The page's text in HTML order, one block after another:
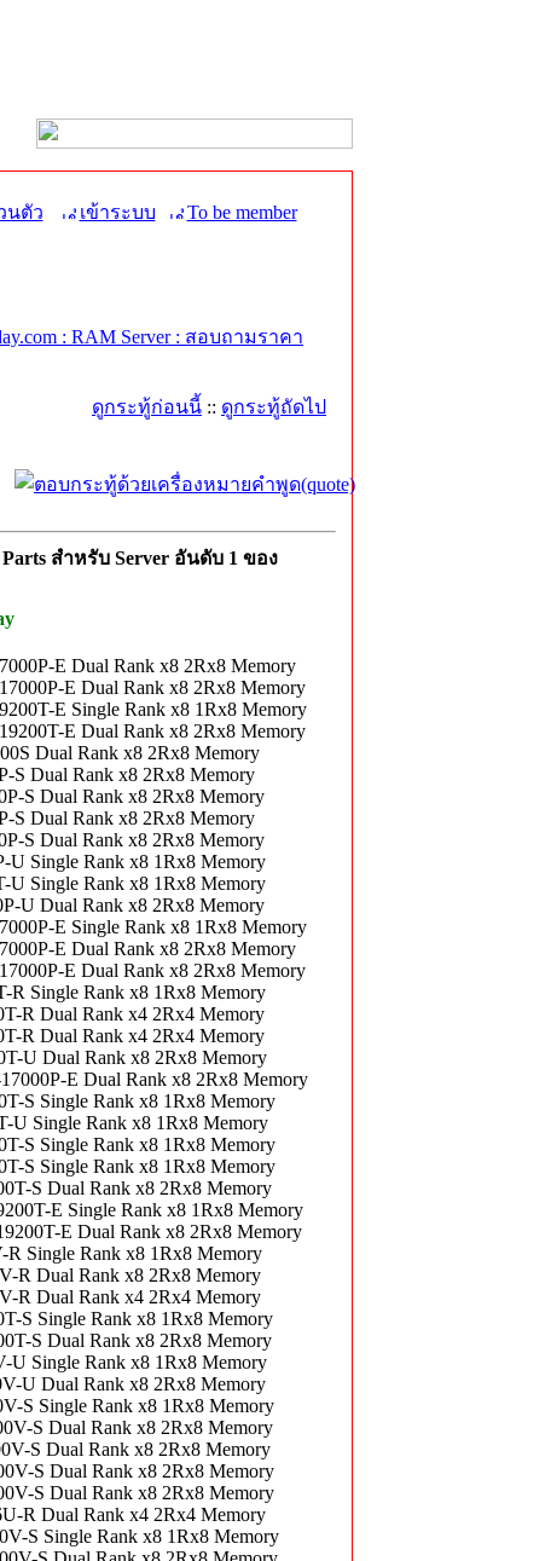
นตัว เข้าระบบ To be member
: RAM Server : สอบถามราคา
ดูกระทู้ก่อนนี้ :: ดูกระทู้ถัดไป
สำหรับ Server อันดับ 1 ของ
E Dual Rank x8 2Rx8 Memory
E Dual Rank x8 2Rx8 Memory
E Single Rank x8 1Rx8 Memory
E Dual Rank x8 2Rx8 Memory
Dual Rank x8 2Rx8 Memory
S Dual Rank x8 2Rx8 Memory
S Dual Rank x8 2Rx8 Memory
S Dual Rank x8 2Rx8 Memory
S Dual Rank x8 2Rx8 Memory
Single Rank x8 1Rx8 Memory
Single Rank x8 1Rx8 Memory
U Dual Rank x8 2Rx8 Memory
E Single Rank x8 1Rx8 Memory
E Dual Rank x8 2Rx8 Memory
E Dual Rank x8 2Rx8 Memory
Single Rank x8 1Rx8 Memory
R Dual Rank x4 2Rx4 Memory
R Dual Rank x4 2Rx4 Memory
U Dual Rank x8 2Rx8 Memory
E Dual Rank x8 2Rx8 Memory
S Single Rank x8 1Rx8 Memory
U Single Rank x8 1Rx8 Memory
S Single Rank x8 1Rx8 Memory
S Single Rank x8 1Rx8 Memory
S Dual Rank x8 2Rx8 Memory
E Single Rank x8 1Rx8 Memory
E Dual Rank x8 2Rx8 Memory
Single Rank x8 1Rx8 Memory
R Dual Rank x8 2Rx8 Memory
R Dual Rank x4 2Rx4 Memory
S Single Rank x8 1Rx8 Memory
S Dual Rank x8 2Rx8 Memory
Single Rank x8 1Rx8 Memory
U Dual Rank x8 2Rx8 Memory
S Single Rank x8 1Rx8 Memory
S Dual Rank x8 2Rx8 Memory
S Dual Rank x8 2Rx8 Memory
S Dual Rank x8 2Rx8 Memory
S Dual Rank x8 2Rx8 Memory
R Dual Rank x4 2Rx4 Memory
S Single Rank x8 1Rx8 Memory